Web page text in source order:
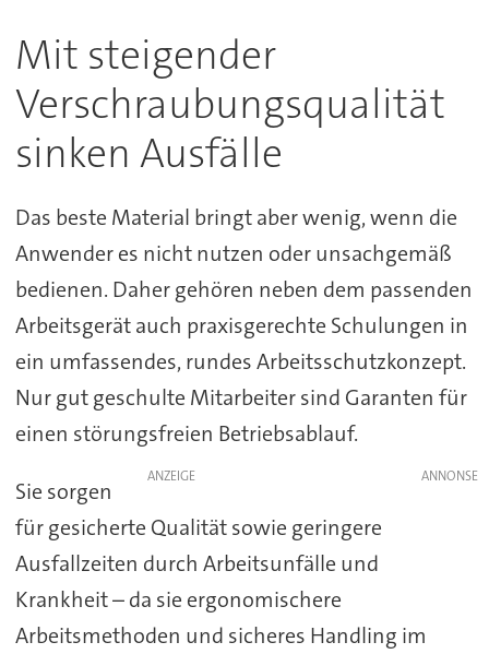
Mit steigender
Verschraubungsqualität
sinken Ausfälle
Das beste Material bringt aber wenig, wenn die
Anwender es nicht nutzen oder unsachgemäß
bedienen. Daher gehören neben dem passenden
Arbeitsgerät auch praxisgerechte Schulungen in
ein umfassendes, rundes Arbeitsschutzkonzept.
Nur gut geschulte Mitarbeiter sind Garanten für
einen störungsfreien Betriebsablauf.
ANZEIGE
Sie sorgen
für gesicherte Qualität sowie geringere
Ausfallzeiten durch Arbeitsunfälle und
Krankheit – da sie ergonomischere
Arbeitsmethoden und sicheres Handling im